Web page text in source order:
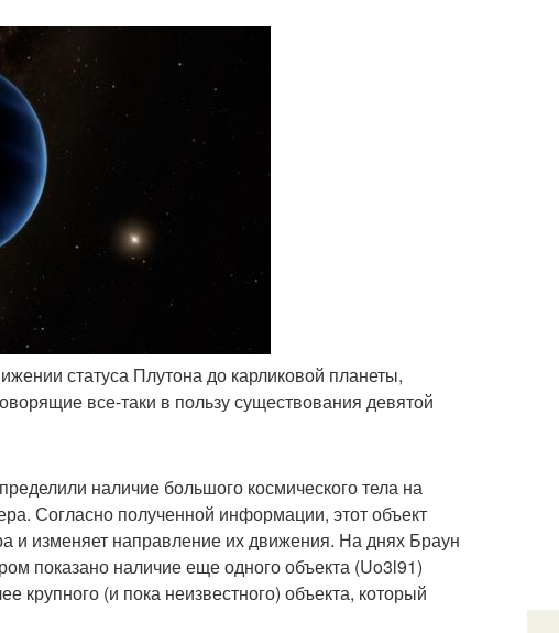
статуса Плутона до карликовой планеты,
все-таки в пользу существования девятой
наличие большого космического тела на
Согласно полученной информации, этот объект
и изменяет направление их движения. На днях Браун
показано наличие еще одного объекта (Uo3l91)
крупного (и пока неизвестного) объекта, который